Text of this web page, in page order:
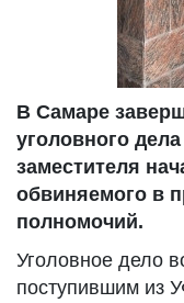
В Самаре
уголовного
заместителя
обвиняемого в
полномочий.
Уголовное дело
поступившим из